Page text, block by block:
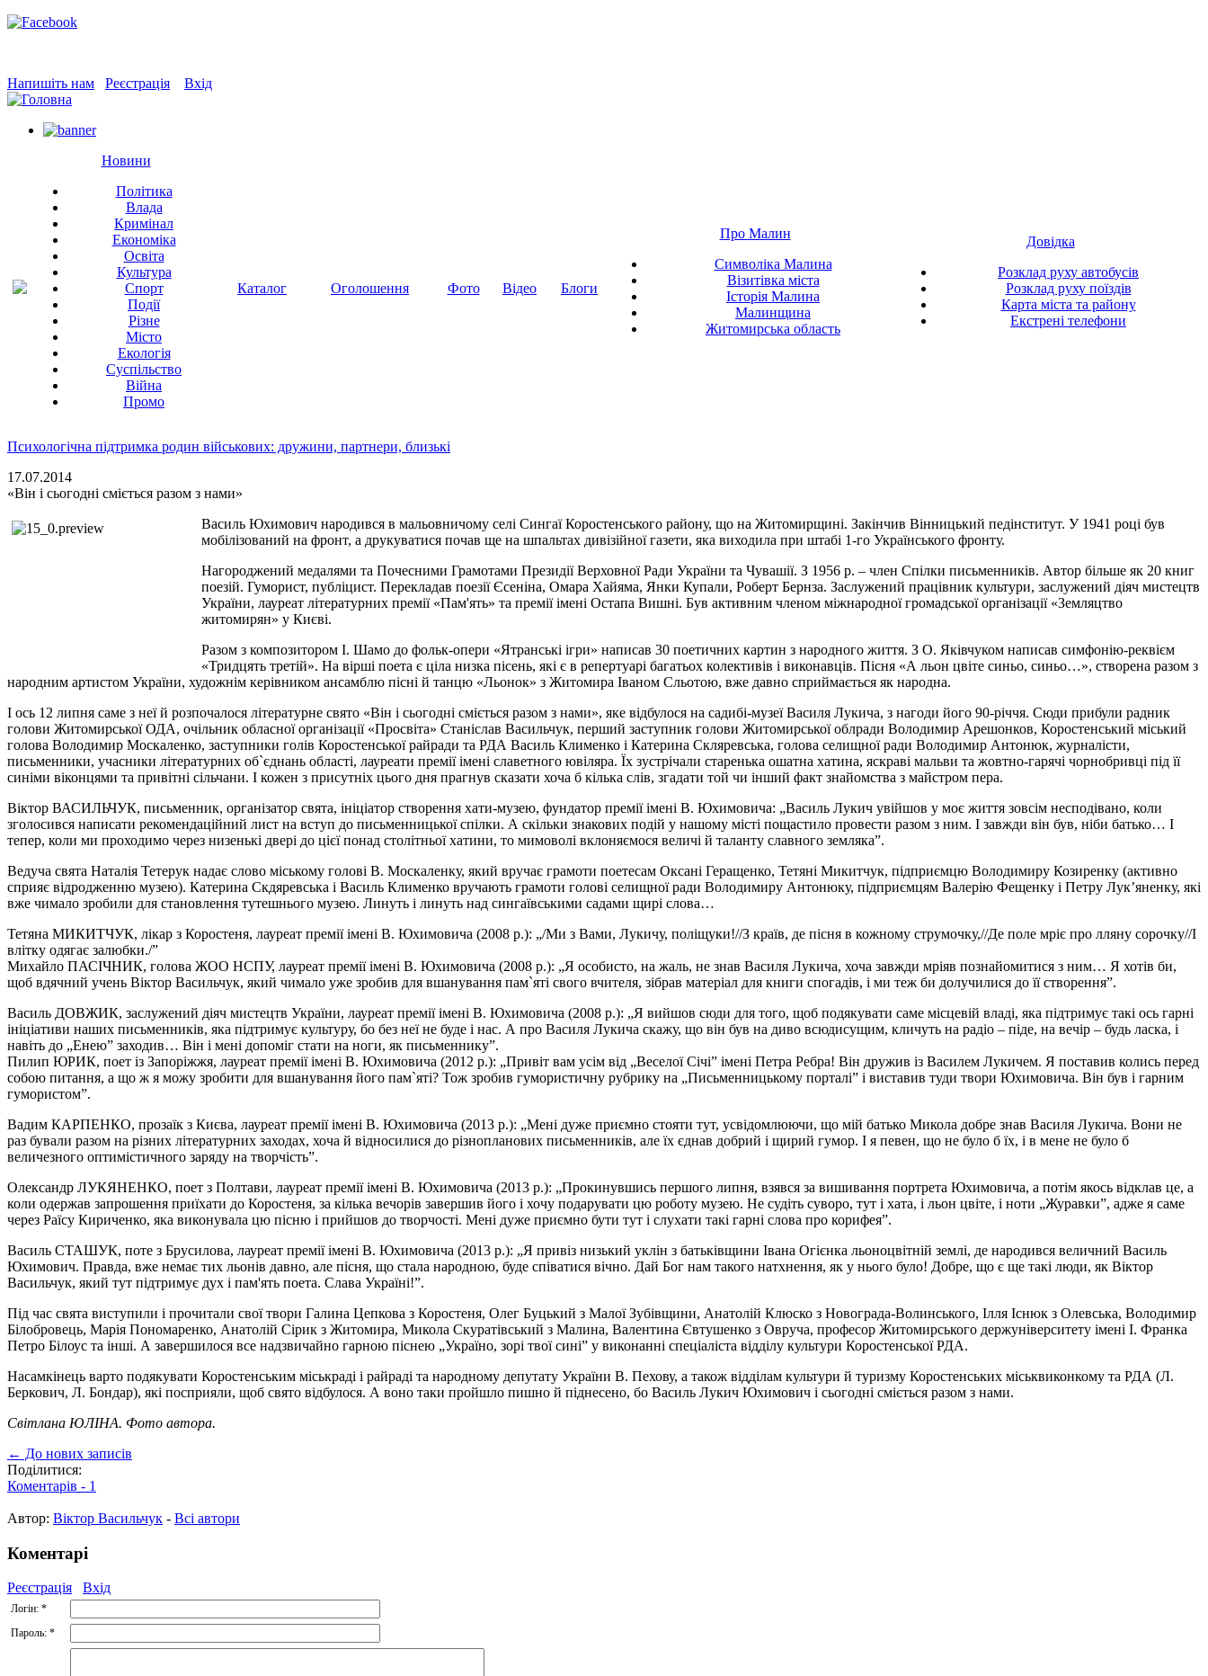
Напишіть нам Реєстрація Вхід
Новини
Політика
Влада
Кримінал
Економіка
Освіта
Культура
Спорт
Події
Різне
Місто
Екологія
Суспільство
Війна
Промо
Каталог Оголошення Фото Відео Блоги
Про Малин
Символіка Малина
Візитівка міста
Історія Малина
Малинщина
Житомирська область
Довідка
Розклад руху автобусів
Розклад руху поїздів
Карта міста та району
Екстрені телефони
Психологічна підтримка родин військових: дружини, партнери, близькі
17.07.2014
«Він і сьогодні сміється разом з нами»
Василь Юхимович народився в мальовничому селі Сингаї Коростенського району, що на Житомирщині. Закінчив Вінницький педінститут. У 1941 році був
мобілізований на фронт, а друкуватися почав ще на шпальтах дивізійної газети, яка виходила при штабі 1-го Українського фронту.
Нагороджений медалями та Почесними Грамотами Президіï Верховноï Ради Украïни та Чувашіï. З 1956 р. – член Спілки письменників. Автор більше як 20 книг
поезій. Гуморист, публіцист. Перекладав поезії Єсеніна, Омара Хайяма, Янки Купали, Роберт Бернза. Заслужений працівник культури, заслужений діяч мистецтв
Украïни, лауреат літературних преміï «Пам'ять» та преміï імені Остапа Вишні. Був активним членом міжнародної громадської організації «Земляцтво
житомирян» у Києві.
Разом з композитором І. Шамо до фольк-опери «Ятранські ігри» написав 30 поетичних картин з народного життя. З О. Яківчуком написав симфонію-реквієм
«Тридцять третій». На вірші поета є ціла низка пісень, які є в репертуарі багатьох колективів і виконавців. Пісня «А льон цвіте синьо, синьо…», створена разом з
народним артистом України, художнім керівником ансамблю пісні й танцю «Льонок» з Житомира Іваном Сльотою, вже давно сприймається як народна.
І ось 12 липня саме з неї й розпочалося літературне свято «Він і сьогодні сміється разом з нами», яке відбулося на садибі-музеї Василя Лукича, з нагоди його 90-річчя. Сюди прибули радник
голови Житомирської ОДА, очільник обласної організації «Просвіта» Станіслав Васильчук, перший заступник голови Житомирської облради Володимир Арешонков, Коростенський міський
голова Володимир Москаленко, заступники голів Коростенської райради та РДА Василь Клименко і Катерина Скляревська, голова селищної ради Володимир Антонюк, журналісти,
письменники, учасники літературних об`єднань області, лауреати премії імені славетного ювіляра. Їх зустрічали старенька ошатна хатина, яскраві мальви та жовтно-гарячі чорнобривці під її
синіми віконцями та привітні сільчани. І кожен з присутніх цього дня прагнув сказати хоча б кілька слів, згадати той чи інший факт знайомства з майстром пера.
Віктор ВАСИЛЬЧУК, письменник, організатор свята, ініціатор створення хати-музею, фундатор премії імені В. Юхимовича: „Василь Лукич увійшов у моє життя зовсім несподівано, коли
зголосився написати рекомендаційний лист на вступ до письменницької спілки. А скільки знакових подій у нашому місті пощастило провести разом з ним. І завжди він був, ніби батько… І
тепер, коли ми проходимо через низенькі двері до цієї понад столітньої хатини, то мимоволі вклоняємося величі й таланту славного земляка”.
Ведуча свята Наталія Тетерук надає слово міському голові В. Москаленку, який вручає грамоти поетесам Оксані Геращенко, Тетяні Микитчук, підприємцю Володимиру Козиренку (активно
сприяє відродженню музею). Катерина Скдяревська і Василь Клименко вручають грамоти голові селищної ради Володимиру Антонюку, підприємцям Валерію Фещенку і Петру Лук’яненку, які
вже чимало зробили для становлення тутешнього музею. Линуть і линуть над сингаївськими садами щирі слова…
Тетяна МИКИТЧУК, лікар з Коростеня, лауреат премії імені В. Юхимовича (2008 р.): „/Ми з Вами, Лукичу, поліщуки!//З країв, де пісня в кожному струмочку,//Де поле мріє про лляну сорочку//І
влітку одягає залюбки./”
Михайло ПАСІЧНИК, голова ЖОО НСПУ, лауреат премії імені В. Юхимовича (2008 р.): „Я особисто, на жаль, не знав Василя Лукича, хоча завжди мріяв познайомитися з ним… Я хотів би,
щоб вдячний учень Віктор Васильчук, який чимало уже зробив для вшанування пам`яті свого вчителя, зібрав матеріал для книги спогадів, і ми теж би долучилися до її створення”.
Василь ДОВЖИК, заслужений діяч мистецтв України, лауреат премії імені В. Юхимовича (2008 р.): „Я вийшов сюди для того, щоб подякувати саме місцевій владі, яка підтримує такі ось гарні
ініціативи наших письменників, яка підтримує культуру, бо без неї не буде і нас. А про Василя Лукича скажу, що він був на диво всюдисущим, кличуть на радіо – піде, на вечір – будь ласка, і
навіть до „Енею” заходив… Він і мені допоміг стати на ноги, як письменнику”.
Пилип ЮРИК, поет із Запоріжжя, лауреат премії імені В. Юхимовича (2012 р.): „Привіт вам усім від „Веселої Січі” імені Петра Ребра! Він дружив із Василем Лукичем. Я поставив колись перед
собою питання, а що ж я можу зробити для вшанування його пам`яті? Тож зробив гумористичну рубрику на „Письменницькому порталі” і виставив туди твори Юхимовича. Він був і гарним
гумористом”.
Вадим КАРПЕНКО, прозаїк з Києва, лауреат премії імені В. Юхимовича (2013 р.): „Мені дуже приємно стояти тут, усвідомлюючи, що мій батько Микола добре знав Василя Лукича. Вони не
раз бували разом на різних літературних заходах, хоча й відносилися до різнопланових письменників, але їх єднав добрий і щирий гумор. І я певен, що не було б їх, і в мене не було б
величезного оптимістичного заряду на творчість”.
Олександр ЛУКЯНЕНКО, поет з Полтави, лауреат премії імені В. Юхимовича (2013 р.): „Прокинувшись першого липня, взявся за вишивання портрета Юхимовича, а потім якось відклав це, а
коли одержав запрошення приїхати до Коростеня, за кілька вечорів завершив його і хочу подарувати цю роботу музею. Не судіть суворо, тут і хата, і льон цвіте, і ноти „Журавки”, адже я саме
через Раїсу Кириченко, яка виконувала цю пісню і прийшов до творчості. Мені дуже приємно бути тут і слухати такі гарні слова про корифея”.
Василь СТАШУК, поте з Брусилова, лауреат премії імені В. Юхимовича (2013 р.): „Я привіз низький уклін з батьківщини Івана Огієнка льоноцвітній землі, де народився величний Василь
Юхимович. Правда, вже немає тих льонів давно, але пісня, що стала народною, буде співатися вічно. Дай Бог нам такого натхнення, як у нього було! Добре, що є ще такі люди, як Віктор
Васильчук, який тут підтримує дух і пам'ять поета. Слава Україні!”.
Під час свята виступили і прочитали свої твори Галина Цепкова з Коростеня, Олег Буцький з Малої Зубівщини, Анатолій Клюско з Новограда-Волинського, Ілля Існюк з Олевська, Володимир
Білобровець, Марія Пономаренко, Анатолій Сірик з Житомира, Микола Скуратівський з Малина, Валентина Євтушенко з Овруча, професор Житомирського держуніверситету імені І. Франка
Петро Білоус та інші. А завершилося все надзвичайно гарною піснею „Україно, зорі твої сині” у виконанні спеціаліста відділу культури Коростенської РДА.
Насамкінець варто подякувати Коростенським міськраді і райраді та народному депутату України В. Пехову, а також відділам культури й туризму Коростенських міськвиконкому та РДА (Л.
Беркович, Л. Бондар), які посприяли, щоб свято відбулося. А воно таки пройшло пишно й піднесено, бо Василь Лукич Юхимович і сьогодні сміється разом з нами.
Світлана ЮЛІНА. Фото автора.
← До нових записів
Поділитися:
Коментарів - 1
Автор: Віктор Васильчук - Всі автори
Коментарі
Реєстрація Вхід
Логін: *
Пароль: *